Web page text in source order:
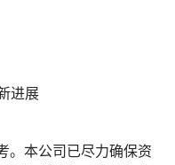
进展
。本公司已尽力确保资